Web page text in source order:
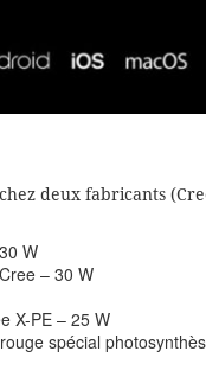
deux fabricants
W
– 30 W
X-PE – 25 W
spécial